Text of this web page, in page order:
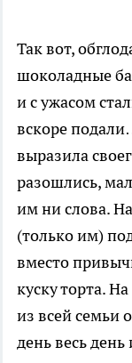
Так вот,
шоколадные
и с ужасом
вскоре
выразила
разошлись,
им ни слова.
(только им)
вместо
куску торта.
из всей семьи
день весь